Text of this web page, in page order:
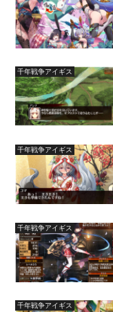
千年戦争アイギス
千年戦争アイギス
千年戦争アイギス
千年戦争アイギス